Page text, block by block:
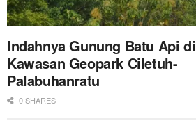
Indahnya Gunung Batu Api di
Kawasan Geopark Ciletuh-
Palabuhanratu
0 SHARES